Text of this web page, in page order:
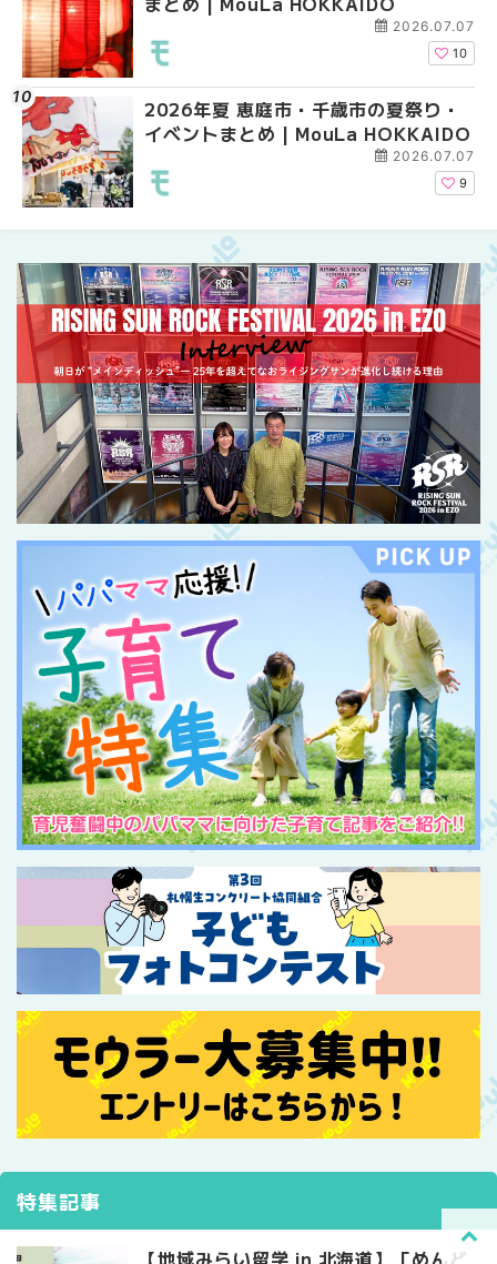
2026.07.07
10
2026年夏 恵庭市・千歳市の夏祭り・
イベントまとめ | MouLa HOKKAIDO
2026.07.07
9
札幌の麻辣湯（マーラ
め専門店9選！本場の
新店まで徹底比較 |
札幌の麻辣湯（マーラ
め専門店6選！本場の
新店まで徹底比較 |
特集記事
【地域みらい留学 in 北海道】「めんど